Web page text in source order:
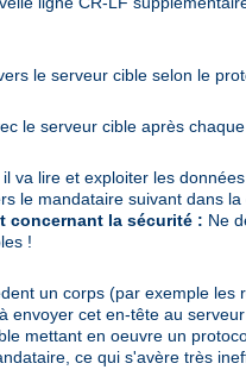
le serveur cible selon le
le serveur cible après chaque
va lire et exploiter les
le mandataire suivant dans
concernant la sécurité : Ne
!
un corps (par exemple
envoyer cet en-tête au
mettant en oeuvre un
ce qui s'avère très